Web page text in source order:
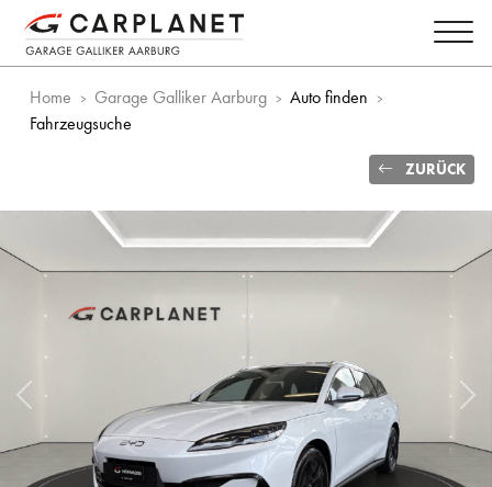
Home Garage Galliker Aarburg
Auto finden
Fahrzeugsuche
ZURÜCK
Vorheriges Bild